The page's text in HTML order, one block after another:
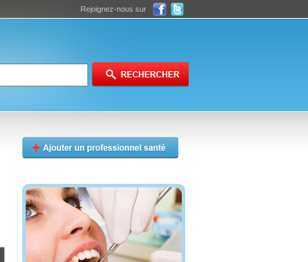
Rejoignez-nous sur